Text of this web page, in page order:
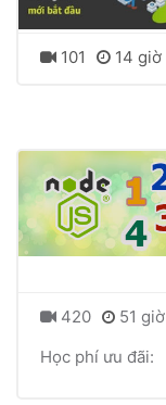
101 14 giờ
420 51 giờ
Học phí ưu đãi: